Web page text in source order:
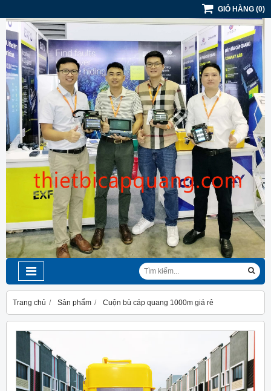
GIỎ HÀNG (0)
Trang chủ Sản phẩm Cuộn bù cáp quang 1000m giá rẻ